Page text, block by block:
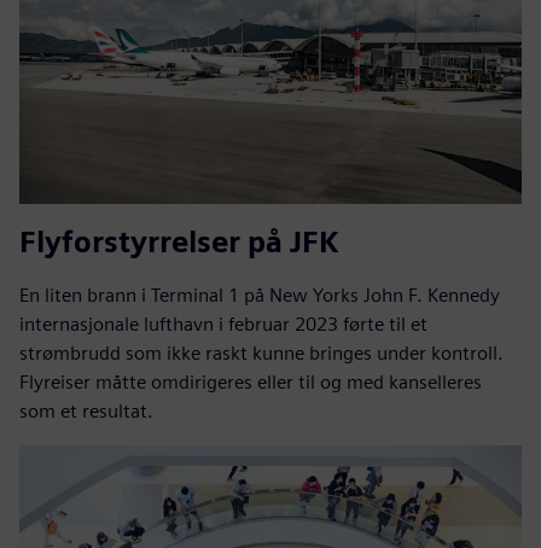
Flyforstyrrelser på JFK
En liten brann i Terminal 1 på New Yorks John F. Kennedy
internasjonale lufthavn i februar 2023 førte til et
strømbrudd som ikke raskt kunne bringes under kontroll.
Flyreiser måtte omdirigeres eller til og med kanselleres
som et resultat.